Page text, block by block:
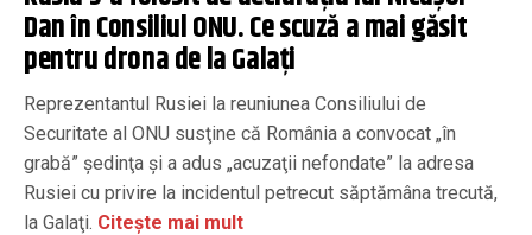
Dan în Consiliul ONU. Ce scuză a mai găsit
pentru drona de la Galați
Reprezentantul Rusiei la reuniunea Consiliului de
Securitate al ONU susţine că România a convocat „în
grabă” şedinţa şi a adus „acuzaţii nefondate” la adresa
Rusiei cu privire la incidentul petrecut săptămâna trecută,
la Galaţi. Citește mai mult